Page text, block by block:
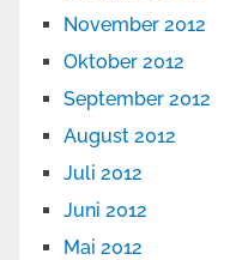
November 2012
Oktober 2012
September 2012
August 2012
Juli 2012
Juni 2012
Mai 2012